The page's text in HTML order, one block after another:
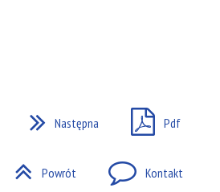
Następna Pdf
Powrót Kontakt